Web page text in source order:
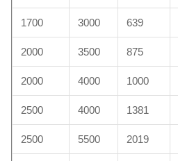
1700 3000 639
2000 3500 875
2000 4000 1000
2500 4000 1381
2500 5500 2019